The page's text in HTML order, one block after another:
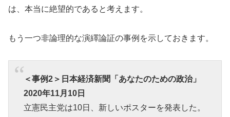
は、本当に絶望的であると考えます。
もう一つ非論理的な演繹論証の事例を示しておきます。
＜事例2＞日本経済新聞「あなたのための政治」
2020年11月10日
立憲民主党は10日、新しいポスターを発表した。